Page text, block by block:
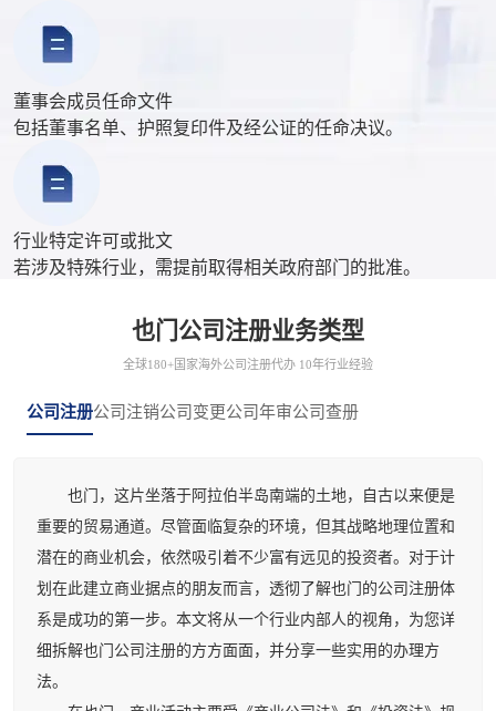
董事会成员任命文件
包括董事名单、护照复印件及经公证的任命决议。
行业特定许可或批文
若涉及特殊行业，需提前取得相关政府部门的批准。
也门公司注册业务类型
全球180+国家海外公司注册代办 10年行业经验
公司注册公司注销公司变更公司年审公司查册
也门，这片坐落于阿拉伯半岛南端的土地，自古以来便是
重要的贸易通道。尽管面临复杂的环境，但其战略地理位置和
潜在的商业机会，依然吸引着不少富有远见的投资者。对于计
划在此建立商业据点的朋友而言，透彻了解也门的公司注册体
系是成功的第一步。本文将从一个行业内部人的视角，为您详
细拆解也门公司注册的方方面面，并分享一些实用的办理方
法。